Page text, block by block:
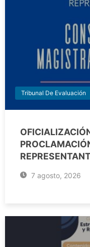
Tribunal De Evaluación
7 agosto, 2026